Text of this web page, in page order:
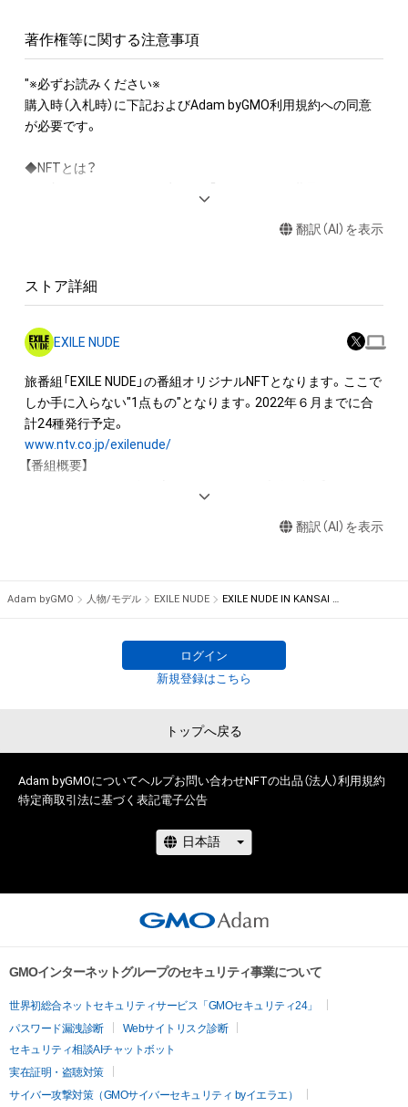
著作権等に関する注意事項
"※必ずお読みください※
購入時（入札時）に下記およびAdam byGMO利用規約への同意
が必要です。
◆NFTとは？
・購入したNFTの画像を閲覧・ダウンロードすること
※画像の閲覧だけであれば購入者以外でも可能です。
・購入したNFTを二次販売（転売）すること
※Adam byGMOまたは外部マーケットプレイス（販売サイト）で
の
二次販売が可能です。
※購入価格以上で二次販売できるかどうかは保証できません。
※購入すると、設定したユーザー名がオーナーとして自動で表
入りのデバイスが自宅に届くといった商品ではございませんの
◆このNFTに関する注意事項
・未成年の方は、保護者などの親権者・その他の法定代理人の同
意を得た上でご利用ください。
匠権その他の知的財産権）は、日本テレビに帰属します。
― このNFTの画像を他の人に配布すること、転送すること
― このNFTの画像を展示すること、書籍等に掲載すること、
ホームページやSNS・動画配信サイト等に掲載・配信することな
ど
― このNFTの画像を加工・改変することなど
― このNFTの画像を別の作品内で二次利用することなど
翻訳（AI）を表示
ストア詳細
EXILE NUDE
旅番組「EXILE NUDE」の番組オリジナルNFTとなります。ここで
しか手に入らない"1点もの"となります。2022年６月までに合
www.ntv.co.jp/exilenude/
【番組概要】
EXILE・橘ケンチが各地の名酒、絶品グルメを気の置けないLDH
「日本を味わうちょっと贅沢な旅をあなたに…」
翻訳（AI）を表示
Adam byGMO 人物/モデル EXILE NUDE EXILE NUDE IN KANSAI No.17
ログイン
新規登録はこちら
トップへ戻る
Adam byGMOについてヘルプお問い合わせNFTの出品（法人）利用規約
特定商取引法に基づく表記電子公告
GMOインターネットグループのセキュリティ事業について
世界初総合ネットセキュリティサービス「GMOセキュリティ24」
パスワード漏洩診断
Webサイトリスク診断
セキュリティ相談AIチャットボット
実在証明・盗聴対策
サイバー攻撃対策（GMOサイバーセキュリティ byイエラエ）